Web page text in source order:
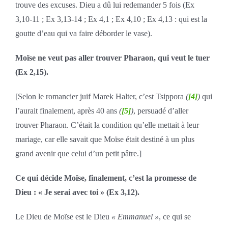
trouve des excuses. Dieu a dû lui redemander 5 fois (Ex
3,10-11 ; Ex 3,13-14 ; Ex 4,1 ; Ex 4,10 ; Ex 4,13 : qui est la
goutte d’eau qui va faire déborder le vase).
Moïse ne veut pas aller trouver Pharaon, qui veut le tuer
(Ex 2,15).
[Selon le romancier juif Marek Halter, c’est Tsippora ([4])qui
l’aurait finalement, après 40 ans ([5]), persuadé d’aller
trouver Pharaon. C’était la condition qu’elle mettait à leur
mariage, car elle savait que Moïse était destiné à un plus
grand avenir que celui d’un petit pâtre.]
Ce qui décide Moïse, finalement, c’est la promesse de
Dieu : « Je serai avec toi » (Ex 3,12).
Le Dieu de Moïse est le Dieu « Emmanuel », ce qui se